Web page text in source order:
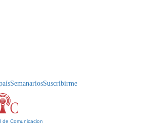
SemanariosSuscribirme
de Comunicacion